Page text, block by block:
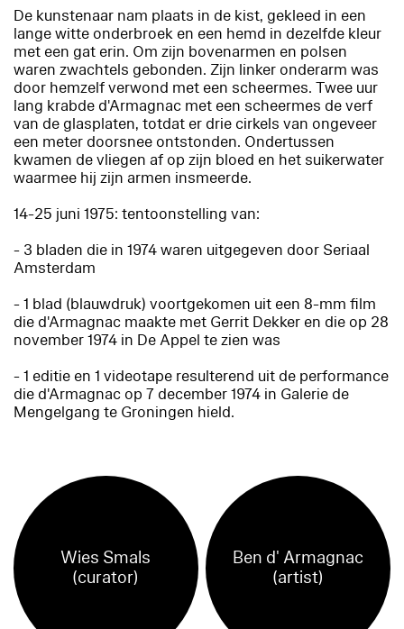
De kunstenaar nam plaats in de kist, gekleed in een
lange witte onderbroek en een hemd in dezelfde kleur
met een gat erin. Om zijn bovenarmen en polsen
waren zwachtels gebonden. Zijn linker onderarm was
door hemzelf verwond met een scheermes. Twee uur
lang krabde d'Armagnac met een scheermes de verf
van de glasplaten, totdat er drie cirkels van ongeveer
een meter doorsnee ontstonden. Ondertussen
kwamen de vliegen af op zijn bloed en het suikerwater
waarmee hij zijn armen insmeerde.
14-25 juni 1975: tentoonstelling van:
- 3 bladen die in 1974 waren uitgegeven door Seriaal
Amsterdam
- 1 blad (blauwdruk) voortgekomen uit een 8-mm film
die d'Armagnac maakte met Gerrit Dekker en die op 28
november 1974 in De Appel te zien was
- 1 editie en 1 videotape resulterend uit de performance
die d'Armagnac op 7 december 1974 in Galerie de
Mengelgang te Groningen hield.
Wies Smals
(curator)
Ben d' Armagnac
(artist)